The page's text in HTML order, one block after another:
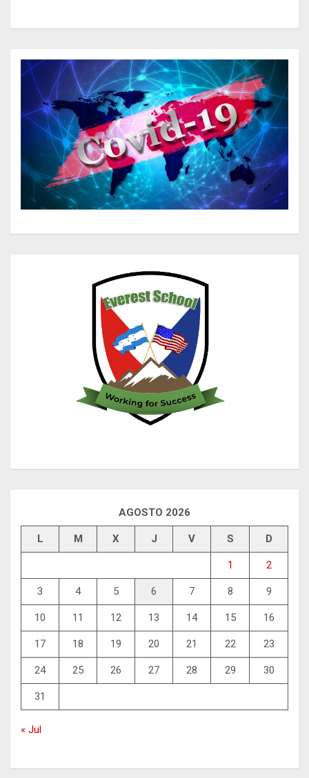
AGOSTO 2026
L M X J V S D
1 2
3 4 5 6 7 8 9
10 11 12 13 14 15 16
17 18 19 20 21 22 23
24 25 26 27 28 29 30
31
« Jul